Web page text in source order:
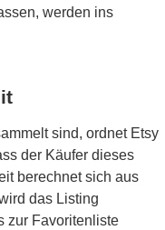
werden ins
sind, ordnet Etsy
der Käufer dieses
berechnet sich aus
das Listing
zur Favoritenliste